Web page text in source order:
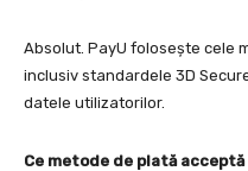
Absolut. PayU folosește cele
inclusiv standardele 3D
datele utilizatorilor.
Ce metode de plată acceptă